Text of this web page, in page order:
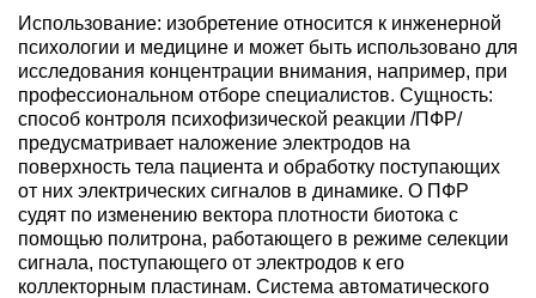
Использование: изобретение относится к инженерной
психологии и медицине и может быть использовано для
исследования концентрации внимания, например, при
профессиональном отборе специалистов. Сущность:
способ контроля психофизической реакции /ПФР/
предусматривает наложение электродов на
поверхность тела пациента и обработку поступающих
от них электрических сигналов в динамике. О ПФР
судят по изменению вектора плотности биотока с
помощью политрона, работающего в режиме селекции
сигнала, поступающего от электродов к его
коллекторным пластинам. Система автоматического